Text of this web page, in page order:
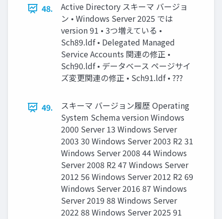
48.
Active Directory スキーマ バージョ
ン • Windows Server 2025 では
version 91 • 3つ増えている •
Sch89.ldf • Delegated Managed
Service Accounts 関連の修正 •
Sch90.ldf • データベース ページサイ
ズ変更関連の修正 • Sch91.ldf • ???
49.
スキーマ バージョン履歴 Operating
System Schema version Windows
2000 Server 13 Windows Server
2003 30 Windows Server 2003 R2 31
Windows Server 2008 44 Windows
Server 2008 R2 47 Windows Server
2012 56 Windows Server 2012 R2 69
Windows Server 2016 87 Windows
Server 2019 88 Windows Server
2022 88 Windows Server 2025 91